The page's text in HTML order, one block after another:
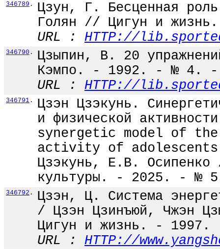
346789 .
Цзун, Г. Бесценная
Голян // Цигун и
URL : HTTP://
346790 .
Цзыпин, В. 20
Кэмпо. - 1992. - № 4.
URL : HTTP://
346791 .
Цзэн Цзэкунь.
и физической
synergetic model of
activity of
Цзэкунь, Е.В.
культуры. - 2025. - №
346792 .
Цзэн, Ц. Система
/ Цзэн Цзинъюй, Чжэн
Цигун и жизнь. -
URL : HTTP://